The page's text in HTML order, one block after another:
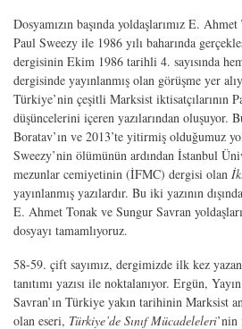
Dosyamızın başında yoldaşlarımız E.
Paul Sweezy ile 1986 yılı baharında
dergisinin Ekim 1986 tarihli 4. sayısında
dergisinde yayınlanmış olan görüşme yer
Türkiye’nin çeşitli Marksist iktisatçılarının
düşüncelerini içeren yazılarından
Boratav’ın ve 2013’te yitirmiş olduğumuz
Sweezy’nin ölümünün ardından İstanbul
mezun­lar cemiyetinin (İFMC) dergisi olan
yayınlanmış yazılardır. Bu iki yazının
E. Ahmet Tonak ve Sungur Savran
dosyayı tamamlıyoruz.
58-59. çift sayımız, dergimizde ilk kez
tanıtımı ya­zısı ile noktalanıyor. Ergün,
Savran’ın Türkiye ya­kın tarihinin Marksist
olan eseri, Türkiye’de Sınıf Mücadeleleri